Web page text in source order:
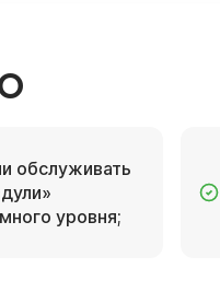
обслуживать
уровня;